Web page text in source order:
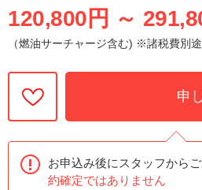
120,800円 ～
（燃油サーチャージ含む) ※諸税費別
申
お申込み後にスタッフから
約確定ではありません